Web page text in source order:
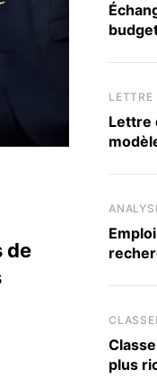
de
LETTRE
Lettre
plus